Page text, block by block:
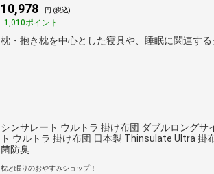
10,978 円 (税込)
1,010ポイント
枕・抱き枕を中心とした寝具や、睡眠に関連す
シンサレート ウルトラ 掛け布団 ダブルロング
ト ウルトラ 掛け布団 日本製 Thinsulate Ultra 掛
菌防臭
枕と眠りのおやすみショップ！